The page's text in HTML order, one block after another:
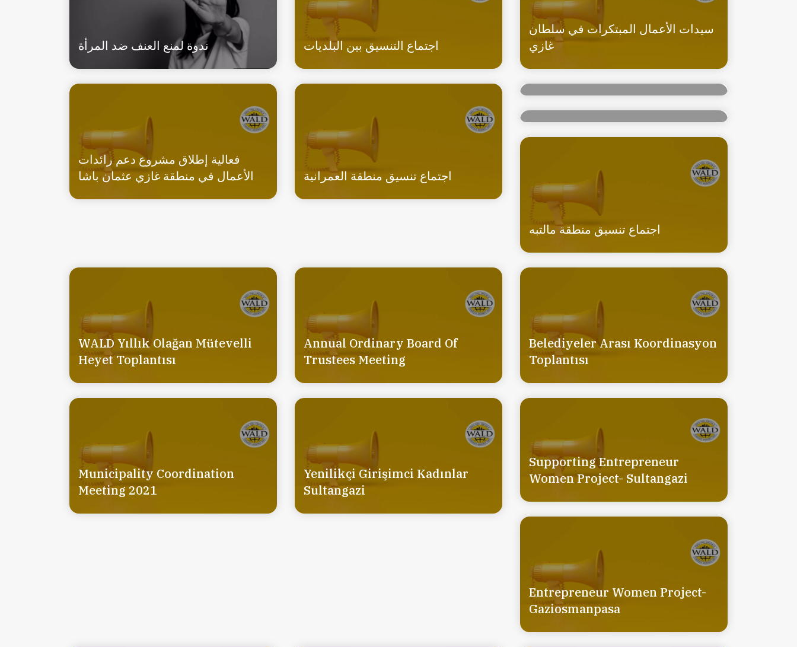
ندوة لمنع العنف ضد المرأة اجتماع التنسيق بين البلديات
سيدات الأعمال المبتكرات في سلطان
غازي
فعالية إطلاق مشروع دعم رائدات
الأعمال في منطقة غازي عثمان باشا
اجتماع تنسيق منطقة العمرانية
اجتماع تنسيق منطقة غازي عثمان باشا
اجتماع تنسيق منطقة سانجاك تبه
اجتماع تنسيق منطقة مالتبه
WALD Yıllık Olağan Mütevelli
Heyet Toplantısı
Annual Ordinary Board Of
Trustees Meeting
Belediyeler Arası Koordinasyon
Toplantısı
Municipality Coordination
Meeting 2021
Yenilikçi Girişimci Kadınlar
Sultangazi
Supporting Entrepreneur
Women Project- Sultangazi
Entrepreneur Women Project-
Gaziosmanpasa